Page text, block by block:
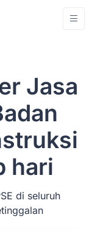
Jasa
hari
di seluruh